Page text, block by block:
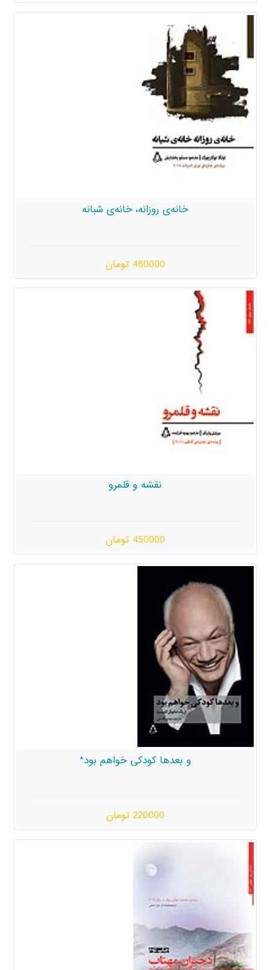
خانه‌ی روزانه، خانه‌ی شبانه
480000 تومان
نقشه و قلمرو
450000 تومان
و بعدها کودکی خواهم بود*
220000 تومان